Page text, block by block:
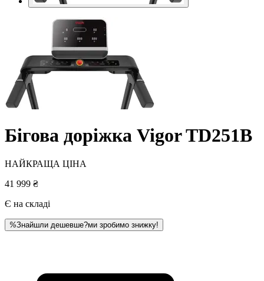
Бігова доріжка Vigоr TD251B
НАЙКРАЩА ЦІНА
41 999 ₴
Є на складі
%Знайшли дешевше?ми зробимо знижку!